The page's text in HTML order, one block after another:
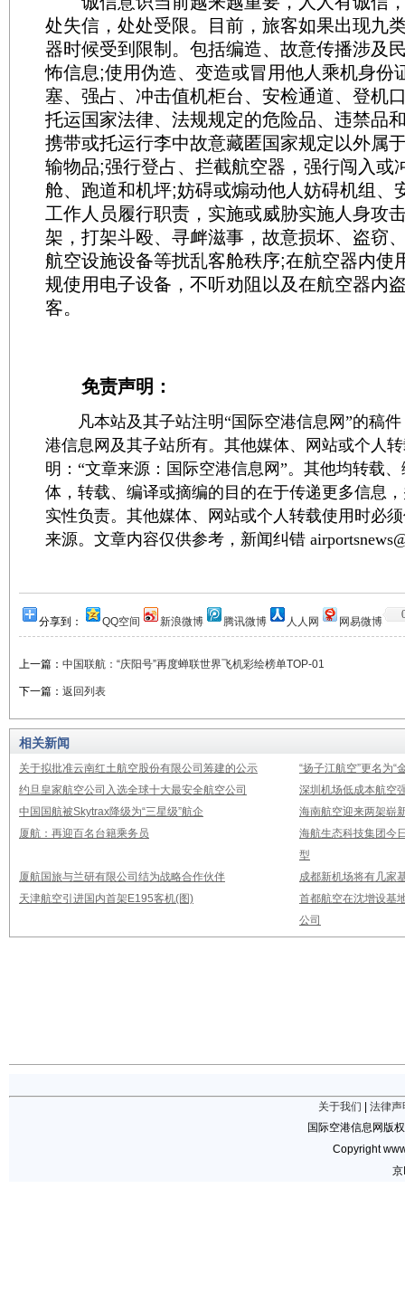
处失信，处处受限。目前，旅客如果出现九
器时候受到限制。包括编造、故意传播涉及
怖信息;使用伪造、变造或冒用他人乘机身份
塞、强占、冲击值机柜台、安检通道、登机
托运国家法律、法规规定的危险品、违禁品
携带或托运行李中故意藏匿国家规定以外属
输物品;强行登占、拦截航空器，强行闯入或
舱、跑道和机坪;妨碍或煽动他人妨碍机组、
工作人员履行职责，实施或威胁实施人身攻
架，打架斗殴、寻衅滋事，故意损坏、盗窃
航空设施设备等扰乱客舱秩序;在航空器内使
规使用电子设备，不听劝阻以及在航空器内
客。
免责声明：
凡本站及其子站注明“国际空港信息网”的稿件
港信息网及其子站所有。其他媒体、网站或个人
明：“文章来源：国际空港信息网”。其他均转载
体，转载、编译或摘编的目的在于传递更多信息
实性负责。其他媒体、网站或个人转载使用时必
来源。文章内容仅供参考，新闻纠错
分享到： QQ空间 新浪微博 腾讯微博 人人网 网易微博
上一篇： 中国联航：“庆阳号”再度蝉联世界飞机彩绘榜单TOP-01
下一篇： 返回列表
相关新闻
关于拟批准云南红土航空股份有限公司筹建的公示
“扬子江航空”更名为“
约旦皇家航空公司入选全球十大最安全航空公司
深圳机场低成本航空
中国国航被Skytrax降级为“三星级”航企
海南航空迎来两架崭
厦航：再迎百名台籍乘务员
海航生态科技集团今
型
厦航国旅与兰研有限公司结为战略合作伙伴
成都新机场将有几家
天津航空引进国内首架E195客机(图)
首都航空在沈增设基
公司
关于我们
法律声
国际空港信息网版
Copyright